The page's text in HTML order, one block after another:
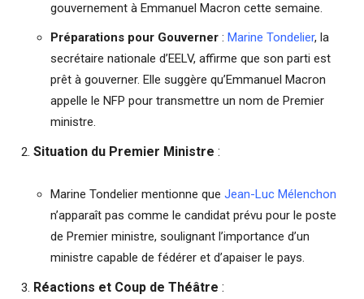
gouvernement à Emmanuel Macron cette semaine.
Préparations pour Gouverner : Marine Tondelier, la
secrétaire nationale d’EELV, affirme que son parti est
prêt à gouverner. Elle suggère qu’Emmanuel Macron
appelle le NFP pour transmettre un nom de Premier
ministre.
Situation du Premier Ministre :
Marine Tondelier mentionne que Jean-Luc Mélenchon
n’apparaît pas comme le candidat prévu pour le poste
de Premier ministre, soulignant l’importance d’un
ministre capable de fédérer et d’apaiser le pays.
Réactions et Coup de Théâtre :